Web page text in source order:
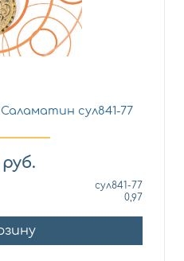
сул841-77
руб.
сул841-77
0,97